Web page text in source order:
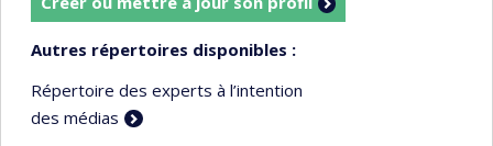
Autres répertoires disponibles :
Répertoire des experts à l’intention
des médias